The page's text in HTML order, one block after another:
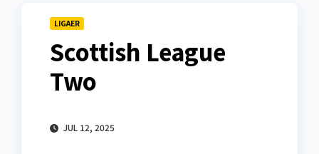
LIGAER
Scottish League
Two
JUL 12, 2025